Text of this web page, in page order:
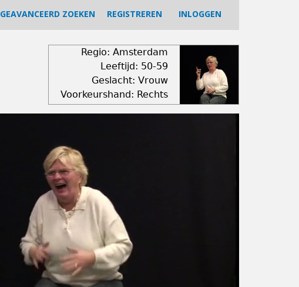
GEAVANCEERD ZOEKEN REGISTREREN INLOGGEN
Regio: Amsterdam
Leeftijd: 50-59
Geslacht: Vrouw
Voorkeurshand: Rechts